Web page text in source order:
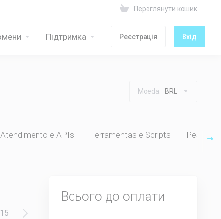
Переглянути кошик
Підтримка Реєстрація Вхід
Moeda: BRL
e APIs Ferramentas e Scripts
15
Всього до оплати